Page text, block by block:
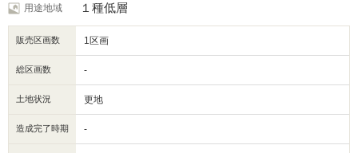
用途地域 １種低層
販売区画数 1区画
総区画数 -
土地状況 更地
造成完了時期 -